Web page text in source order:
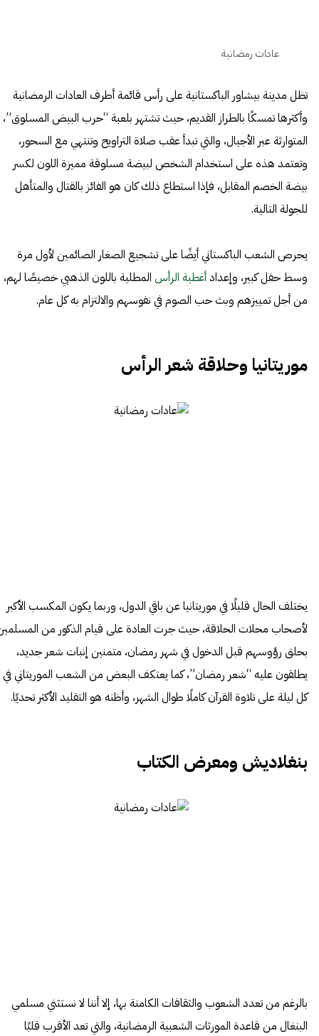
عادات رمضانية
تظل مدينة بيشاور الباكستانية على رأس قائمة أطرف العادات الرمضانية
وأكثرها تمسكًا بالطراز القديم، حيث تشتهر بلعبة “حرب البيض المسلوق”،
المتوارثة عبر الأجيال، والتي تبدأ عقب صلاة التراويح وتنتهي مع السحور،
وتعتمد هذه على استخدام الشخص لبيضة مسلوقة مميزة اللون لكسر
بيضة الخصم المقابل، فإذا استطاع ذلك كان هو الفائز بالقتال والمتأهل
للجولة التالية.
يحرص الشعب الباكستاني أيضًا على تشجيع الصغار الصائمين لأول مرة
وسط حفل كبير، وإعدادأغطية الرأس المطلية باللون الذهبي خصيصًا لهم،
من أجل تمييزهم وبث حب الصوم في نفوسهم والالتزام به كل عام.
موريتانيا وحلاقة شعر الرأس
يختلف الحال قليلًا في موريتانيا عن باقي الدول، وربما يكون المكسب الأكبر
لأصحاب محلات الحلاقة، حيث جرت العادة على قيام الذكور من
بحلق رؤوسهم قبل الدخول في شهر رمضان، متمنين إنبات شعر جديد،
يطلقون عليه “شعر رمضان”، كما يعتكف البعض من الشعب الموريتاني في
كل ليلة على تلاوة القرآن كاملًا طوال الشهر، وأظنه هو التقليد الأكثر تحديًا.
بنغلاديش ومعرض الكتاب
بالرغم من تعدد الشعوب والثقافات الكامنة بها، إلا أننا لا نستثني مسلمي
البنغال من قاعدة المورثات الشعبية الرمضانية، والتي تعد الأقرب قلبًا